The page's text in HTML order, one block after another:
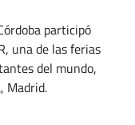
participó
una de las ferias
del mundo,
Madrid.